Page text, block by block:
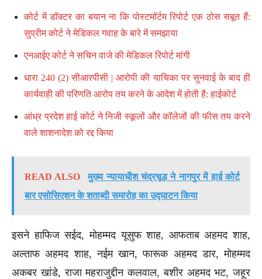
कोर्ट में डॉक्टर का बयान ना कि पोस्टमॉर्टम रिपोर्ट एक ठोस सबूत हैं:
सुप्रीम कोर्ट ने मेडिकल गवाह के बारे में समझाया
एनआईए कोर्ट ने सचिन वाजे की मेडिकल रिपोर्ट मांगी
धारा 240 (2) सीआरपीसी | आरोपी की याचिका पर सुनवाई के बाद ही
कार्यवाही की परिणति आरोप तय करने के आदेश में होती है: हाईकोर्ट
आंध्र प्रदेश हाई कोर्ट ने निजी स्कूलों और कॉलेजों की फीस तय करने
वाले शाशनादेश को रद्द किया
READ ALSO
मुख्य न्यायाधीश चंद्रचूड़ ने नागपुर में हाई कोर्ट
बार एसोसिएशन के शताब्दी समारोह का उद्घाटन किया
इसने हाफिज सईद, मोहम्मद यूसुफ शाह, आफताब अहमद शाह,
अल्ताफ अहमद शाह, नईम खान, फारूक अहमद डार, मोहम्मद
अकबर खांडे, राजा महराजुद्दीन कलवाल, बशीर अहमद भट, जहूर